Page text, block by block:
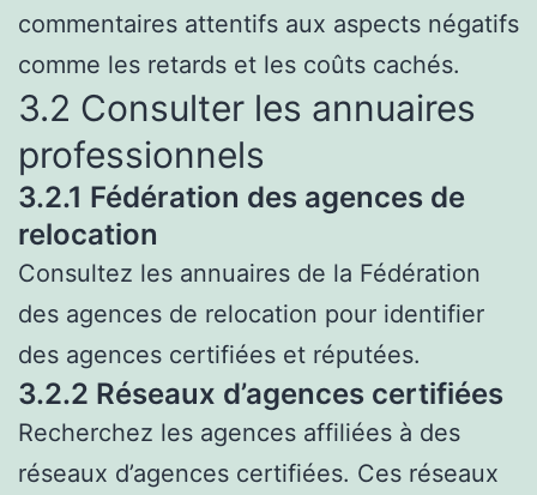
commentaires attentifs aux aspects négatifs
comme les retards et les coûts cachés.
3.2 Consulter les annuaires
professionnels
3.2.1 Fédération des agences de
relocation
Consultez les annuaires de la Fédération
des agences de relocation pour identifier
des agences certifiées et réputées.
3.2.2 Réseaux d’agences certifiées
Recherchez les agences affiliées à des
réseaux d’agences certifiées. Ces réseaux